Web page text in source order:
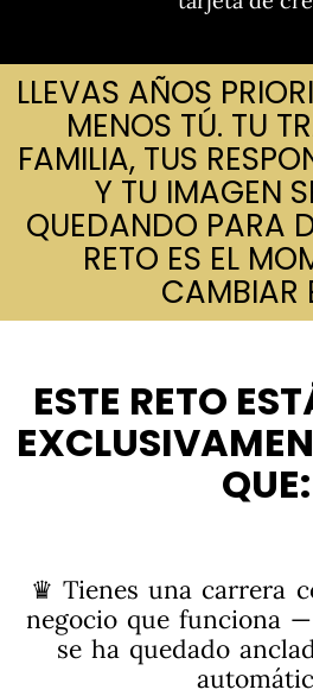
LLEVAS AÑOS
MENOS TÚ. TU
FAMILIA, TUS
Y TU IMAGEN
QUEDANDO PARA
RETO ES EL
CAMBIAR
ESTE RETO
QUE:
♛ Tienes una carrera
negocio que funciona
se ha quedado